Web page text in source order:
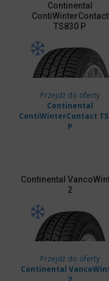
Continental
ContiWinterContact
TS830 P
Przejdź do oferty
Continental
ContiWinterContact
P
Continental
2
Przejdź do oferty
Continental